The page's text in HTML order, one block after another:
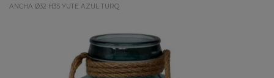
ANCHA Ø32 H35 YUTE AZUL TURQ